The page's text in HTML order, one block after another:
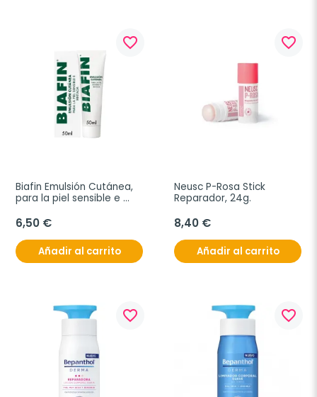
favorite_border
Biafin Emulsión Cutánea,
para la piel sensible e
6,50 €
Añadir al carrito
favorite_border
Neusc P-Rosa Stick
Reparador, 24g.
8,40 €
Añadir al carrito
favorite_border favorite_border